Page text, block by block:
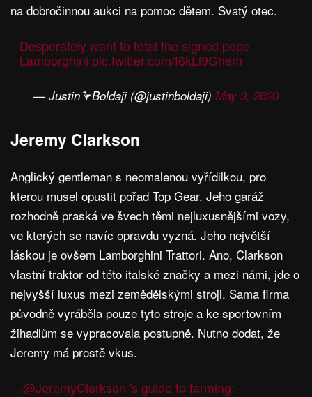
na dobročinnou aukci na pomoc dětem. Svatý otec.
Desperately want to total the signed pope
Lamborghini pic.twitter.com/f6kLl9Ghem
— Justin🦩Boldaji (@justinboldaji) May 3, 2020
Jeremy Clarkson
Anglický gentleman s neomalenou vyřídilkou, pro
kterou musel opustit pořad Top Gear. Jeho garáž
rozhodně praská ve švech těmi nejluxusnějšími vozy,
ve kterých se navíc opravdu vyzná. Jeho největší
láskou je ovšem Lamborghini Trattori. Ano, Clarkson
vlastní traktor od této italské značky a mezi námi, jde o
nejvyšší luxus mezi zemědělskými stroji. Sama firma
původně vyráběla pouze tyto stroje a ke sportovním
žihadlům se vypracovala postupně. Nutno dodat, že
Jeremy má prostě vkus.
.@JeremyClarkson 's guide to farming: